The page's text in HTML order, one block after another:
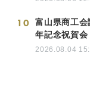
10
富山県商工
年記念祝賀
2026.08.04